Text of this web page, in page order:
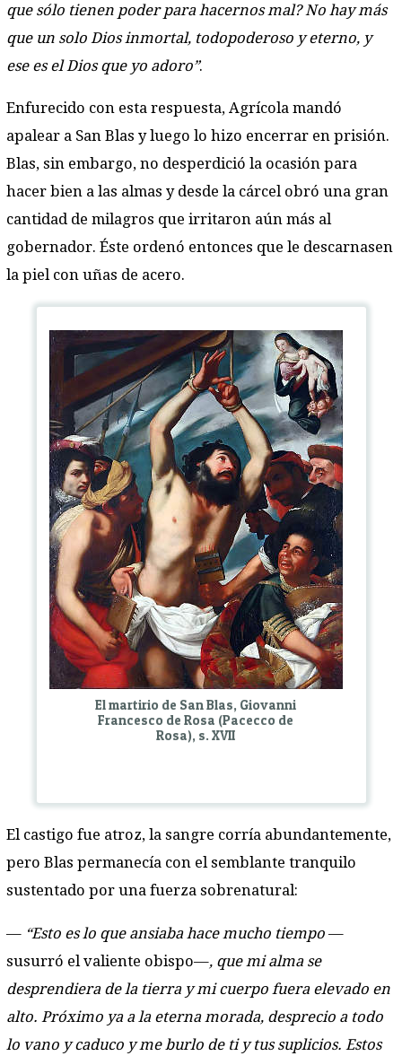
que sólo tienen poder para hacernos mal? No hay más
que un solo Dios inmortal, todopoderoso y eterno, y
ese es el Dios que yo adoro”.
Enfurecido con esta respuesta, Agrícola mandó
apalear a San Blas y luego lo hizo encerrar en prisión.
Blas, sin embargo, no desperdició la ocasión para
hacer bien a las almas y desde la cárcel obró una gran
cantidad de milagros que irritaron aún más al
gobernador. Éste ordenó entonces que le descarnasen
la piel con uñas de acero.
El martirio de San Blas, Giovanni
Francesco de Rosa (Pacecco de
Rosa), s. XVII
El castigo fue atroz, la sangre corría abundantemente,
pero Blas permanecía con el semblante tranquilo
sustentado por una fuerza sobrenatural:
— “Esto es lo que ansiaba hace mucho tiempo —
susurró el valiente obispo—, que mi alma se
desprendiera de la tierra y mi cuerpo fuera elevado en
alto. Próximo ya a la eterna morada, desprecio a todo
lo vano y caduco y me burlo de ti y tus suplicios. Estos